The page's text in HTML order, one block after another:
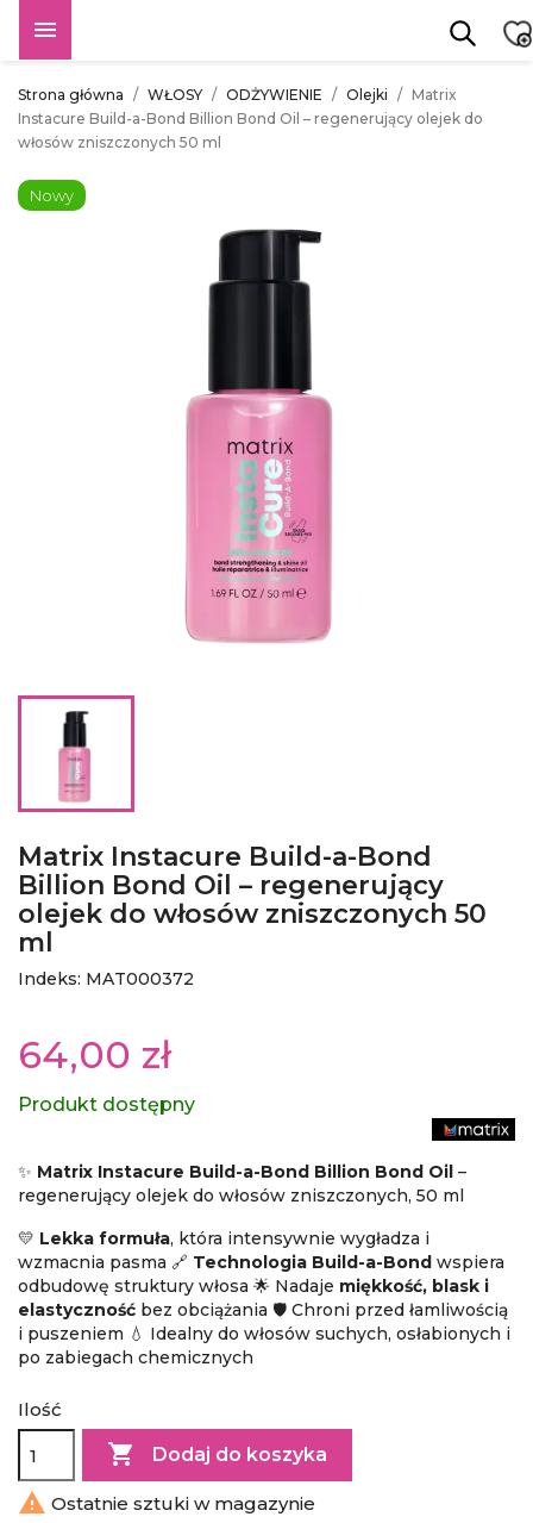

Strona główna WŁOSY ODŻYWIENIE Olejki
Matrix
Instacure Build-a-Bond Billion Bond Oil – regenerujący olejek do
włosów zniszczonych 50 ml
Nowy
Matrix Instacure Build-a-Bond
Billion Bond Oil – regenerujący
olejek do włosów zniszczonych 50
ml
Indeks: MAT000372
64,00 zł
Produkt dostępny
✨ Matrix Instacure Build-a-Bond Billion Bond Oil –
regenerujący olejek do włosów zniszczonych, 50 ml
💛 Lekka formuła, która intensywnie wygładza i
wzmacnia pasma 🔗 Technologia Build-a-Bond wspiera
odbudowę struktury włosa 🌟 Nadaje miękkość, blask i
elastyczność bez obciążania 🛡️ Chroni przed łamliwością
i puszeniem 💧 Idealny do włosów suchych, osłabionych i
po zabiegach chemicznych
Ilość
 Dodaj do koszyka
 Ostatnie sztuki w magazynie